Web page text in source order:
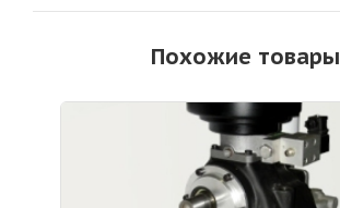
Похожие товары